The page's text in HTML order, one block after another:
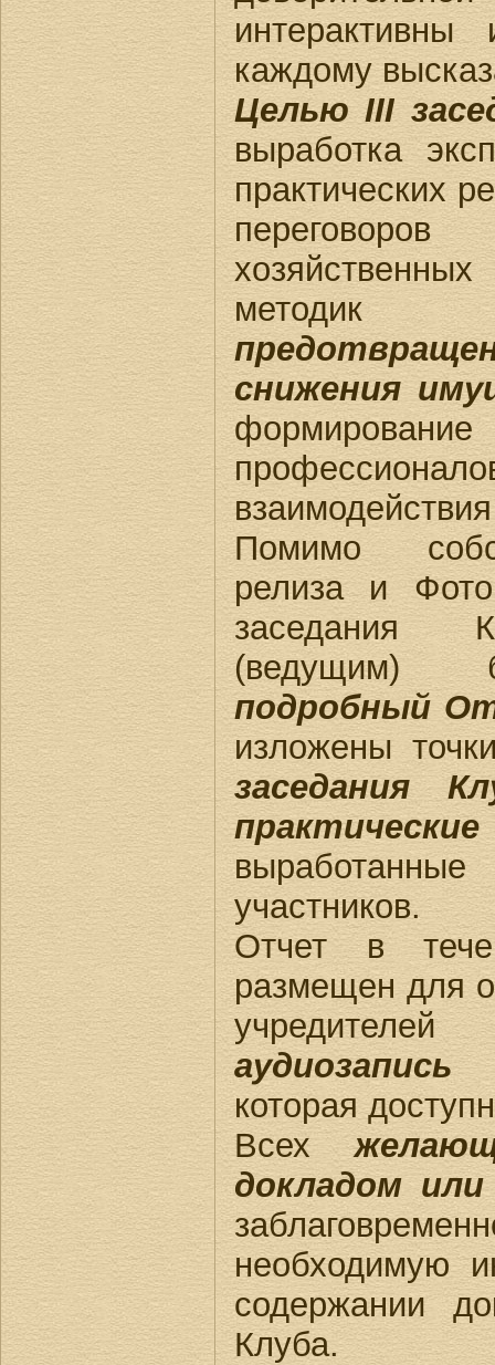
каждому
Целью III
выработка
практических
снижения
Помимо
релиза и
заседания
(ведущим)
подробный
изложены
заседания
участников.
Отчет в
размещен для
аудиозапись
которая
Всех
докладом
необходимую
содержании
Клуба.